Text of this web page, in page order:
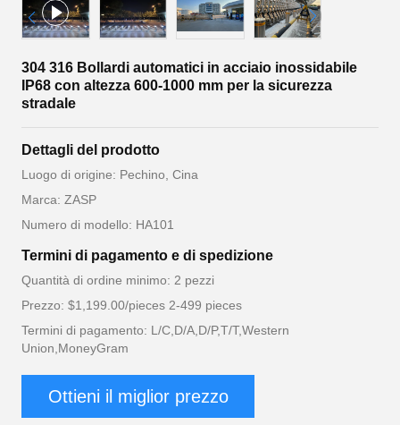
304 316 Bollardi automatici in acciaio inossidabile
IP68 con altezza 600-1000 mm per la sicurezza
stradale
Dettagli del prodotto
Luogo di origine: Pechino, Cina
Marca: ZASP
Numero di modello: HA101
Termini di pagamento e di spedizione
Quantità di ordine minimo: 2 pezzi
Prezzo: $1,199.00/pieces 2-499 pieces
Termini di pagamento: L/C,D/A,D/P,T/T,Western
Union,MoneyGram
Ottieni il miglior prezzo